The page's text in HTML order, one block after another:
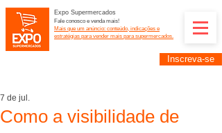
Expo Supermercados
Fale conosco e venda mais!
Mais que um anúncio: conteúdo, indicações e
estratégias para vender mais para supermercados.
Inscreva-se
Como a visibilidade de
7 de jul.